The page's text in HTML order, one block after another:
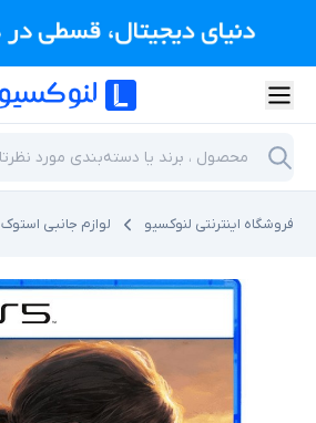
فروشگاه اینترنتی لنوکسیو لوازم جانبی استوک